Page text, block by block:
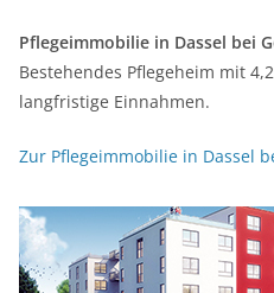
Pflegeimmobilie in Dassel bei
Bestehendes Pflegeheim mit
langfristige Einnahmen.
Zur Pflegeimmobilie in Dassel